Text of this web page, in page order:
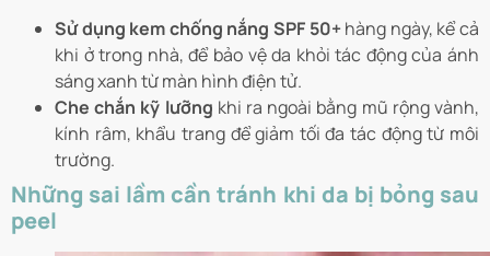
Sử dụng kem chống nắng SPF 50+hàng ngày, kể cả
khi ở trong nhà, để bảo vệ da khỏi tác động của ánh
sáng xanh từ màn hình điện tử.
Che chắn kỹ lưỡng khi ra ngoài bằng mũ rộng vành,
kính râm, khẩu trang để giảm tối đa tác động từ môi
trường.
Những sai lầm cần tránh khi da bị bỏng sau
peel